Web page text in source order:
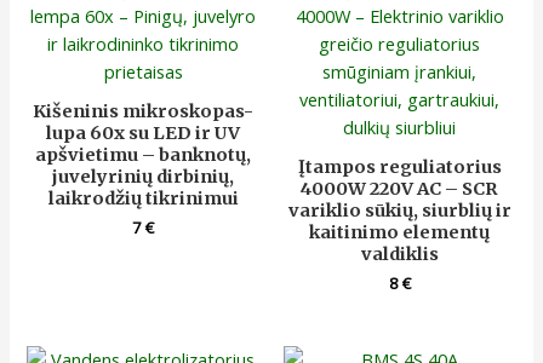
Kišeninis mikroskopas-
lupa 60x su LED ir UV
apšvietimu – banknotų,
juvelyrinių dirbinių,
laikrodžių tikrinimui
7€
Įtampos reguliatorius
4000W 220V AC – SCR
variklio sūkių, siurblių ir
kaitinimo elementų
valdiklis
8€